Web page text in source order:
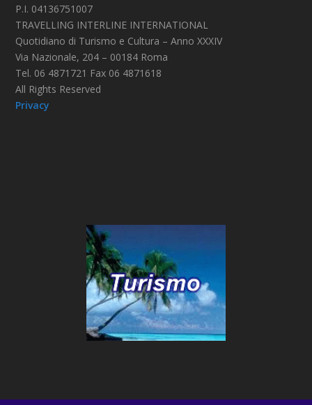
P.I. 04136751007
TRAVELLING INTERLINE INTERNATIONAL
Quotidiano di Turismo e Cultura – Anno XXXIV
Via Nazionale, 204 – 00184 Roma
Tel. 06 4871721 Fax 06 4871618
All Rights Reserved
Privacy